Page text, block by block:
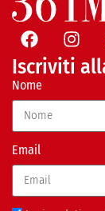
Iscriviti
Nome
Email